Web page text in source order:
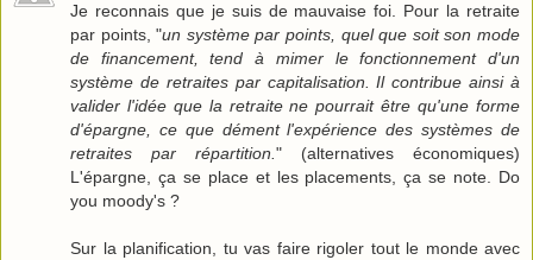
Je reconnais que je suis de mauvaise foi. Pour la retraite
par points, "un système par points, quel que soit son mode
de financement, tend à mimer le fonctionnement d'un
système de retraites par capitalisation. Il contribue ainsi à
valider l'idée que la retraite ne pourrait être qu'une forme
d'épargne, ce que dément l'expérience des systèmes de
retraites par répartition." (alternatives économiques)
L'épargne, ça se place et les placements, ça se note. Do
you moody's ?
Sur la planification, tu vas faire rigoler tout le monde avec